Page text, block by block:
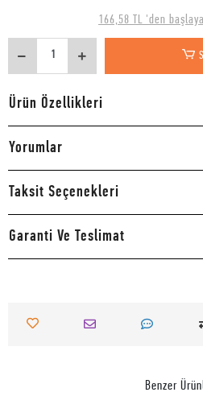
166,58 TL 'den
Ürün Özellikleri
Yorumlar
Taksit Seçenekleri
Garanti Ve Teslimat
Benzer